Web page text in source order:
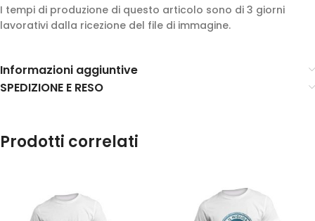
I tempi di produzione di questo articolo sono di 3 giorni
lavorativi dalla ricezione del file di immagine.
Informazioni aggiuntive
SPEDIZIONE E RESO
Prodotti correlati